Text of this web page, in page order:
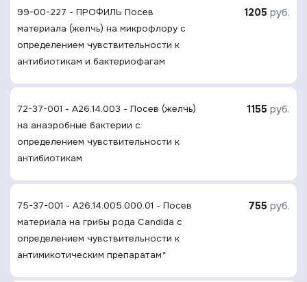
99-00-227 - ПРОФИЛЬ Посев
материала (желчь) на микрофлору с
определением чувcтвительности к
антибиотикам и бактериофагам
1205 руб.
72-37-001 - A26.14.003 - Посев (желчь)
на анаэробные бактерии с
определением чувствительности к
антибиотикам
1155 руб.
75-37-001 - A26.14.005.000.01 - Посев
материала на грибы рода Candida с
определением чувcтвительности к
антимикотическим препаратам*
755 руб.